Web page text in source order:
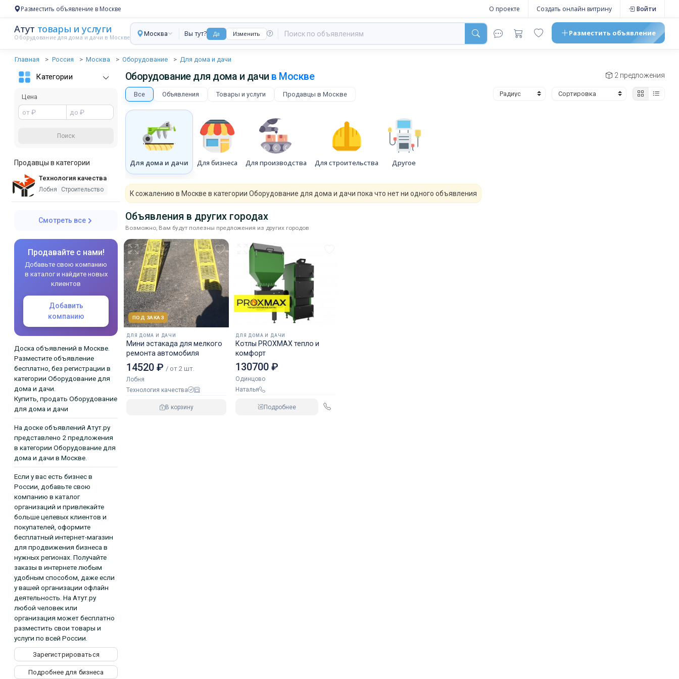
Разместить объявление в Москве О проекте Создать онлайн витрину Войти
Атут товары и услуги
Оборудование для дома и дачи в Москве
Москва Вы тут? Да Изменить Разместить объявление
Главная Россия Москва Оборудование Для дома и дачи
Категории
Цена
Продавцы в категории
Технология качества
Лобня Строительство
Смотреть все
Продавайте с нами!
Добавьте свою компанию
в каталог и найдите новых
клиентов
Добавить
компанию
Доска объявлений в Москве.
Разместите объявление
бесплатно, без регистрации в
категории Оборудование для
дома и дачи.
Купить, продать Оборудование
для дома и дачи
На доске объявлений Атут.ру
представлено 2 предложения
в категории Оборудование для
дома и дачи в Москве.
Если у вас есть бизнес в
России, добавьте свою
компанию в каталог
организаций и привлекайте
больше целевых клиентов и
покупателей, оформите
бесплатный интернет-магазин
для продвижения бизнеса в
нужных регионах. Получайте
заказы в интернете любым
удобным способом, даже если
у вашей организации офлайн
деятельность. На Атут.ру
любой человек или
организация может бесплатно
разместить свои товары и
услуги по всей России.
Зарегистрироваться
Подробнее для бизнеса
Оборудование для дома и дачи в Москве 2 предложения
Все Объявления Товары и услуги Продавцы в Москве
Для дома и дачи Для бизнеса Для производства Для строительства Другое
К сожалению в Москве в категории Оборудование для дома и дачи пока что нет ни одного объявления
Объявления в других городах
Возможно, Вам будут полезны предложения из других городов
ПОД ЗАКАЗ
ДЛЯ ДОМА И ДАЧИ
Мини эстакада для мелкого
ремонта автомобиля
14520 ₽ / от 2 шт.
Лобня
Технология качества
В корзину
ДЛЯ ДОМА И ДАЧИ
Котлы PROXMAX тепло и
комфорт
130700 ₽
Одинцово
Наталья
Подробнее